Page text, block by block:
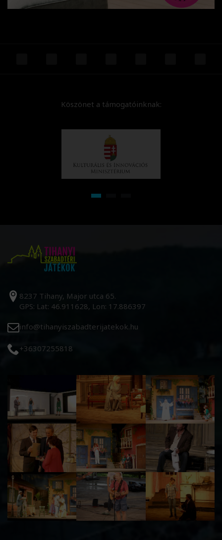
Köszönet a támogatóinknak:
8237 Tihany, Major utca 65.
GPS: Lat: 46.911628, Lon: 17.886397
info@tihanyiszabadterijatekok.hu
+36307255818